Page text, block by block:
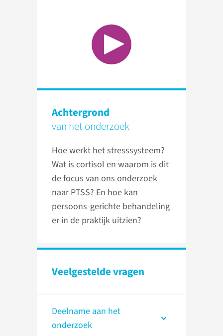
Achtergrond
van het onderzoek
Hoe werkt het stresssysteem?
Wat is cortisol en waarom is dit
de focus van ons onderzoek
naar PTSS? En hoe kan
persoons-gerichte behandeling
er in de praktijk uitzien?
Veelgestelde vragen
Deelname aan het
onderzoek